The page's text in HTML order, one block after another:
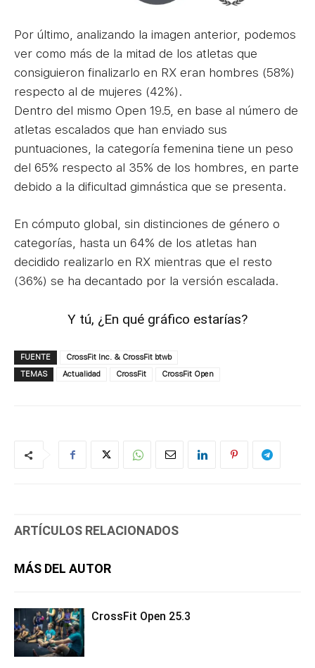
Por último, analizando la imagen anterior, podemos
ver como más de la mitad de los atletas que
consiguieron finalizarlo en RX eran hombres (58%)
respecto al de mujeres (42%).
Dentro del mismo Open 19.5, en base al número de
atletas escalados que han enviado sus
puntuaciones, la categoría femenina tiene un peso
del 65% respecto al 35% de los hombres, en parte
debido a la dificultad gimnástica que se presenta.
En cómputo global, sin distinciones de género o
categorías, hasta un 64% de los atletas han
decidido realizarlo en RX mientras que el resto
(36%) se ha decantado por la versión escalada.
Y tú, ¿En qué gráfico estarías?
FUENTE
CrossFit Inc. & CrossFit btwb
TEMAS
Actualidad CrossFit CrossFit Open
ARTÍCULOS RELACIONADOS
MÁS DEL AUTOR
CrossFit Open 25.3